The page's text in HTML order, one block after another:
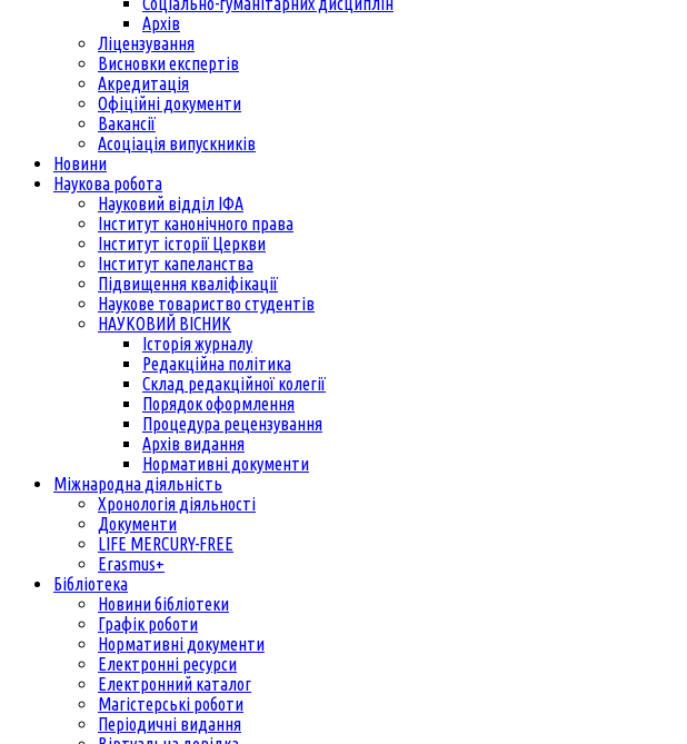
Архів
Ліцензування
Висновки експертів
Акредитація
Офіційні документи
Вакансії
Асоціація випускників
Новини
Наукова робота
Науковий відділ ІФА
Інститут канонічного права
Інститут історії Церкви
Інститут капеланства
Підвищення кваліфікації
Наукове товариство студентів
НАУКОВИЙ ВІСНИК
Історія журналу
Редакційна політика
Склад редакційної колегії
Порядок оформлення
Процедура рецензування
Архів видання
Нормативні документи
Міжнародна діяльність
Хронологія діяльності
Документи
LIFE MERCURY-FREE
Erasmus+
Бібліотека
Новини бібліотеки
Графік роботи
Нормативні документи
Електронні ресурси
Електронний каталог
Магістерські роботи
Періодичні видання